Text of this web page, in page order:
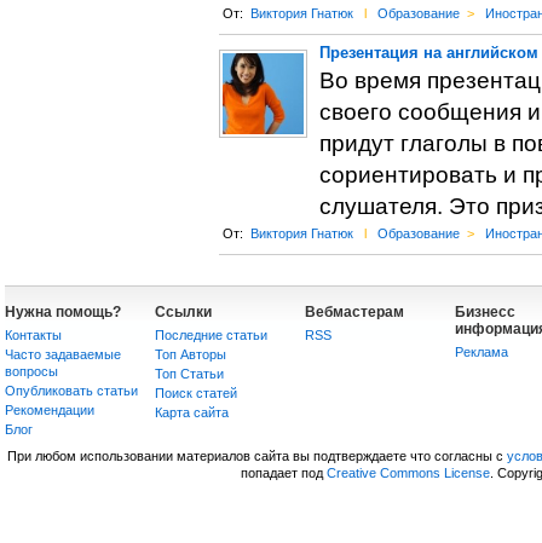
От: Виктория Гнатюк l Образование >
Презентация на
Во время
своего сообщения
придут глаголы в
сориентировать и
слушателя. Это
От: Виктория Гнатюк l Образование >
Нужна помощь?
Контакты
Часто задаваемые
вопросы
Опубликовать статьи
Рекомендации
Блог
Ссылки
Последние статьи
Топ Авторы
Топ Статьи
Поиск статей
Карта сайта
Вебмастерам
RSS
Бизнесс
Реклама
При любом использовании материалов сайта вы подтверждаете что согласны с
попадает под Creative Commons License.